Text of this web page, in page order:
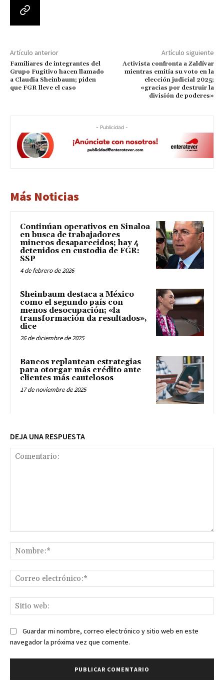
Artículo anterior
Familiares de integrantes del
Grupo Fugitivo hacen llamado
a Claudia Sheinbaum; piden
que FGR lleve el caso
Artículo siguiente
Activista confronta a Zaldívar
mientras emitía su voto en la
elección judicial 2025;
«gracias por destruir la
división de poderes»
- Publicidad -
Más Noticias
Continúan operativos en Sinaloa
en busca de trabajadores
mineros desaparecidos; hay 4
detenidos en custodia de FGR:
SSP
4 de febrero de 2026
Sheinbaum destaca a México
como el segundo país con
menos desocupación; «la
transformación da resultados»,
dice
26 de diciembre de 2025
Bancos replantean estrategias
para otorgar más crédito ante
clientes más cautelosos
17 de noviembre de 2025
DEJA UNA RESPUESTA
Guardar mi nombre, correo electrónico y sitio web en este
navegador la próxima vez que comente.